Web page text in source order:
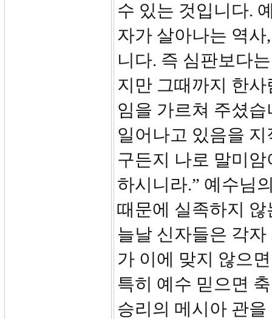
수 있는 것입니다.
자가 살아나는 역
니다. 즉 심판보다
지만 그때까지 한
임을 가르쳐 주셨
일어나고 있음을
구든지 나로 말미
하시니라.” 예수님
때문에 실족하지
늘날 신자들은 각
가 이에 맞지 않으
특히 예수 믿으면
승리의 메시아 관